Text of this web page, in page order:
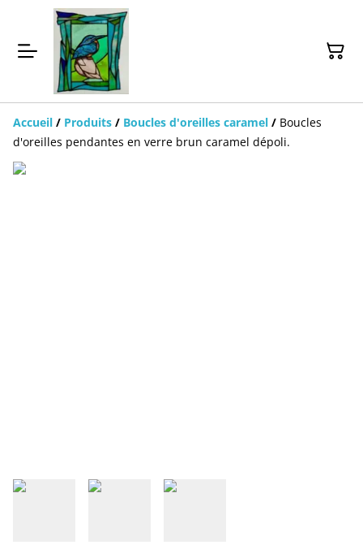
Accueil / Produits / Boucles d'oreilles caramel / Boucles
d'oreilles pendantes en verre brun caramel dépoli.